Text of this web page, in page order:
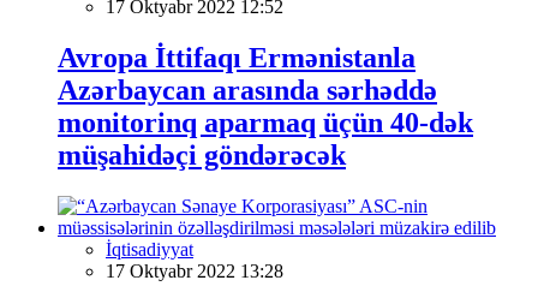
17 Oktyabr 2022 12:52
Avropa İttifaqı Ermənistanla
Azərbaycan arasında sərhəddə
monitorinq aparmaq üçün 40-dək
müşahidəçi göndərəcək
İqtisadiyyat
17 Oktyabr 2022 13:28